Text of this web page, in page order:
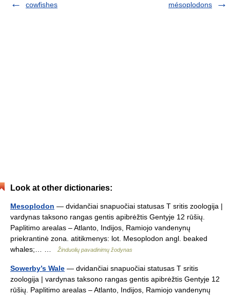
cowfishes
mésoplodons
Look at other dictionaries:
Mesoplodon — dvidančiai snapuočiai statusas T sritis zoologija |
vardynas taksono rangas gentis apibrėžtis Gentyje 12 rūšių.
Paplitimo arealas – Atlanto, Indijos, Ramiojo vandenynų
priekrantinė zona. atitikmenys: lot. Mesoplodon angl. beaked
whales;… …
Žinduolių pavadinimų žodynas
Sowerby’s Wale — dvidančiai snapuočiai statusas T sritis
zoologija | vardynas taksono rangas gentis apibrėžtis Gentyje 12
rūšių. Paplitimo arealas – Atlanto, Indijos, Ramiojo vandenynų